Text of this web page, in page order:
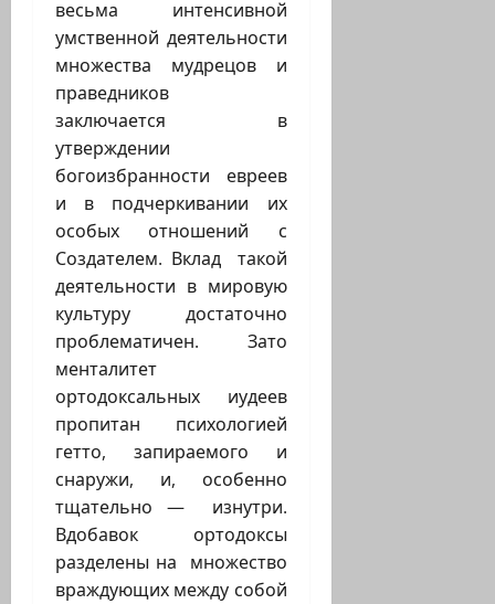
весьма интенсивной
умственной деятельности
множества мудрецов и
праведников
заключается в
утверждении
богоизбранности евреев
и в подчеркивании их
особых отношений с
Создателем. Вклад такой
деятельности в мировую
культуру достаточно
проблематичен. Зато
менталитет
ортодоксальных иудеев
пропитан психологией
гетто, запираемого и
снаружи, и, особенно
тщательно — изнутри.
Вдобавок ортодоксы
разделены на множество
враждующих между собой